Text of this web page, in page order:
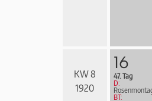
KW 8
1920
16
47. Tag
D:
BT: